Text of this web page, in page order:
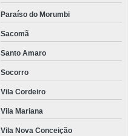
Paraíso do Morumbi
Sacomã
Santo Amaro
Socorro
Vila Cordeiro
Vila Mariana
Vila Nova Conceição